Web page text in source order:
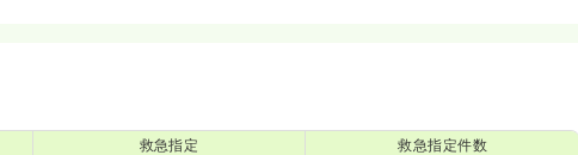
救急指定 救急指定件数